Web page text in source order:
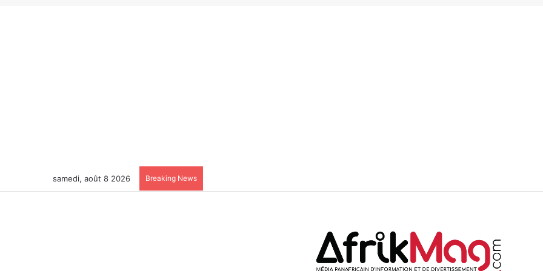
samedi, août 8 2026 Breaking News